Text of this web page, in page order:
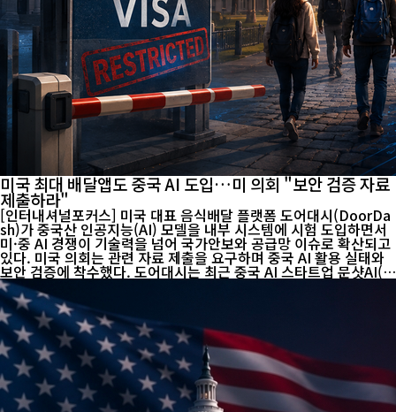
미국 최대 배달앱도 중국 AI 도입…미 의회 "보안 검증 자료
제출하라"
[인터내셔널포커스] 미국 대표 음식배달 플랫폼 도어대시(DoorDa
sh)가 중국산 인공지능(AI) 모델을 내부 시스템에 시험 도입하면서
미·중 AI 경쟁이 기술력을 넘어 국가안보와 공급망 이슈로 확산되고
있다. 미국 의회는 관련 자료 제출을 요구하며 중국 AI 활용 실태와
보안 검증에 착수했다. 도어대시는 최근 중국 AI 스타트업 문샷AI(M
oonshot AI)가 개발한 Kimi K2.6을 사내 AI 기반 코드 검토(Code
Review) 시스템에 시험 도입했다. 이 사실은 공동창업자인 앤디 팡
이 지난 7월 자신의 사회관계망서비스(SNS)를 통해 "Kimi K2.6이
OpenAI와 Anthropic 모델보다 더 우수한 성능을 보였다"고 밝히
면서 알려졌다. 도어대시는 북미 수천만 명의 이용자와 수백만 개의
음식점을 연결하는 미국 대표 배달 플랫폼이다. 미국과 캐나다, 호주
등으로 사업을 확대하고 있으며 AI 기반 물류·주문 처리 기술 투자
도 강화하고 ...